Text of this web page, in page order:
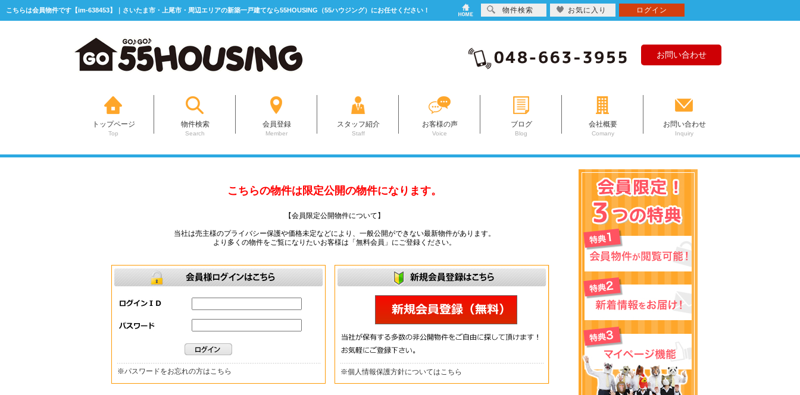
こちらは会員物件です【im-638453】｜さいたま市・上尾市・周辺エリアの新築一戸建てなら55HOUSING（55ハウジング）にお任せください！
お問い合わせ
トップページ
Top
物件検索
Search
会員登録
Member
スタッフ紹介
Staff
お客様の声
Voice
ブログ
Blog
会社概要
Comany
お問い合わせ
Inquiry
こちらの物件は限定公開の物件になります。
【会員限定公開物件について】
当社は売主様のプライバシー保護や価格未定などにより、一般公開ができない最新物件があります。
より多くの物件をご覧になりたいお客様は「無料会員」にご登録ください。
※パスワードをお忘れの方はこちら ※個人情報保護方針についてはこちら
物件検索 お気に入り ログイン